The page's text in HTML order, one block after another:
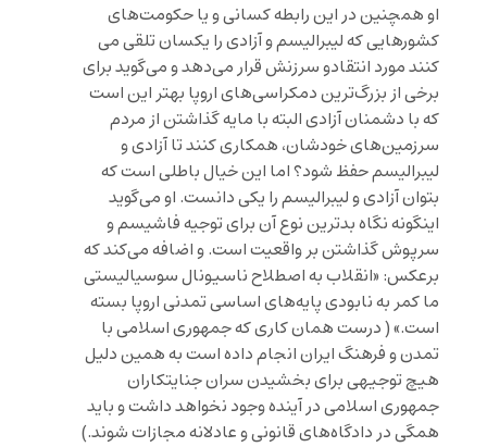
او همچنین در این رابطه کسانی و یا حکومت‌های
کشورهایی که لیبرالیسم و آزادی را یکسان تلقی می
کنند مورد انتقادو سرزنش قرار می‌دهد و می‌گوید برای
برخی از بزرگ‌ترین دمکراسی‌های اروپا بهتر این است
که با دشمنان آزادی البته با مایه گذاشتن از مردم
سرزمین‌های خودشان، همکاری کنند تا آزادی و
لیبرالیسم حفظ شود؟ اما این خیال باطلی است که
بتوان آزادی و لیبرالیسم را یکی دانست. او می‌گوید
اینگونه نگاه بدترین نوع آن برای توجیه فاشیسم و
سرپوش گذاشتن بر واقعیت است. و اضافه می‌کند که
برعکس: «انقلاب به اصطلاح ناسیونال سوسیالیستی
ما کمر به نابودی پایه‌های اساسی تمدنی اروپا بسته
است.» ( درست همان کاری که جمهوری اسلامی با
تمدن و فرهنگ ایران انجام داده است به همین دلیل
هیچ توجیهی برای بخشیدن سران جنایتکاران
جمهوری اسلامی در آینده وجود نخواهد داشت و باید
همگی در دادگاه‌های قانونی و عادلانه مجازات شوند.)